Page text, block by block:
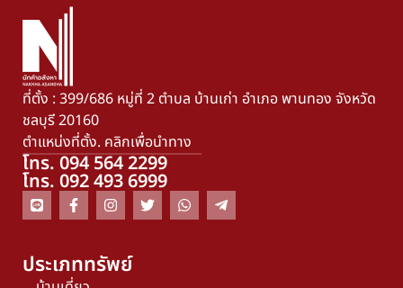
ที่ตั้ง : 399/686 หมู่ที่ 2 ตำบล บ้านเก่า อำเภอ พานทอง จังหวัด
ชลบุรี 20160
ตำแหน่งที่ตั้ง. คลิกเพื่อนำทาง
โทร. 094 564 2299
โทร. 092 493 6999
ประเภททรัพย์